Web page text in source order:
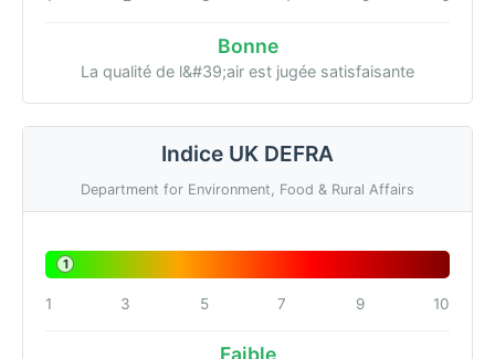
Bonne
La qualité de l&#39;air est jugée satisfaisante
Indice UK DEFRA
Department for Environment, Food & Rural Affairs
1
1 3 5 7 9 10
Faible